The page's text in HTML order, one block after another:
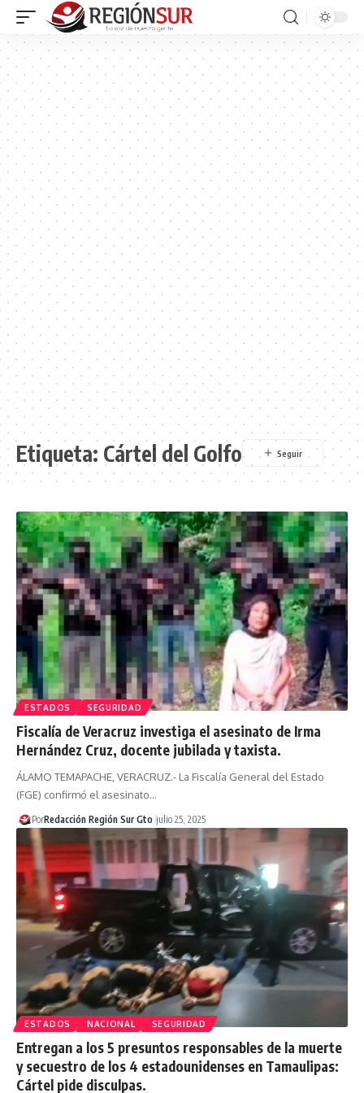
Etiqueta: Cártel del Golfo
ESTADOS SEGURIDAD
Fiscalía de Veracruz investiga el asesinato de Irma
Hernández Cruz, docente jubilada y taxista.
ÁLAMO TEMAPACHE, VERACRUZ.- La Fiscalía General del Estado
(FGE) confirmó el asesinato…
PorRedacción Región Sur Gto julio 25, 2025
ESTADOS NACIONAL SEGURIDAD
Entregan a los 5 presuntos responsables de la muerte
y secuestro de los 4 estadounidenses en Tamaulipas:
Cártel pide disculpas.